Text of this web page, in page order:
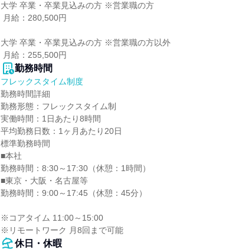
大学 卒業・卒業見込みの方 ※営業職の方
大学 卒業・卒業見込みの方 ※営業職の方以外
月給：255,500円
勤務時間
フレックスタイム制度
勤務時間詳細
勤務形態：フレックスタイム制
実働時間：1日あたり8時間
平均勤務日数：1ヶ月あたり20日
標準勤務時間
■本社
勤務時間：8:30～17:30（休憩：1時間）
■東京・大阪・名古屋等
勤務時間：9:00～17:45（休憩：45分）
※コアタイム 11:00～15:00
※リモートワーク 月8回まで可能
休日・休暇